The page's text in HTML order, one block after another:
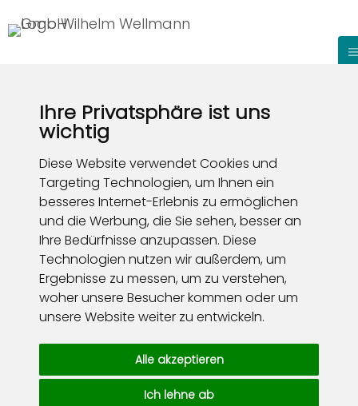
Ihre Privatsphäre ist uns
wichtig
Diese Website verwendet Cookies und
Targeting Technologien, um Ihnen ein
besseres Internet-Erlebnis zu ermöglichen
und die Werbung, die Sie sehen, besser an
Ihre Bedürfnisse anzupassen. Diese
Technologien nutzen wir außerdem, um
Ergebnisse zu messen, um zu verstehen,
woher unsere Besucher kommen oder um
unsere Website weiter zu entwickeln.
Alle akzeptieren
Ich lehne ab